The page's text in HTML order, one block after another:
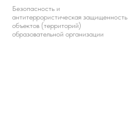
Безопасность и
антитеррористическая защищенность
объектов (территорий)
образовательной организации